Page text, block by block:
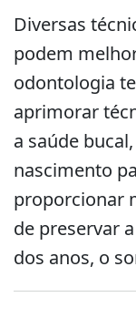
Diversas
podem
odontologia
aprimorar
a saúde
nascimento
proporcionar
de preservar
dos anos, o